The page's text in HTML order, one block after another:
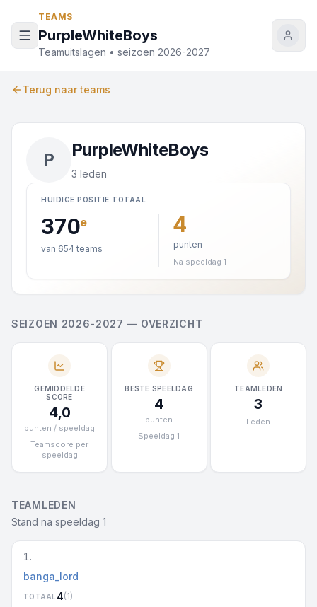
TEAMS
PurpleWhiteBoys
Teamuitslagen • seizoen 2026-2027
Terug naar teams
P PurpleWhiteBoys
3 leden
HUIDIGE POSITIE TOTAAL
370e
van 654 teams
4
punten
Na speeldag 1
SEIZOEN 2026-2027 — OVERZICHT
GEMIDDELDE
SCORE
4,0
punten / speeldag
Teamscore per
speeldag
BESTE SPEELDAG
4
punten
Speeldag 1
TEAMLEDEN
3
Leden
TEAMLEDEN
Stand na speeldag 1
1.
banga_lord
TOTAAL 4(1)